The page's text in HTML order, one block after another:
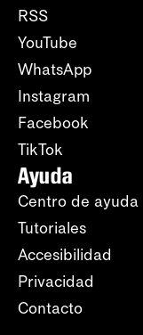
RSS
YouTube
WhatsApp
Instagram
Facebook
TikTok
Ayuda
Centro de ayuda
Tutoriales
Accesibilidad
Privacidad
Contacto